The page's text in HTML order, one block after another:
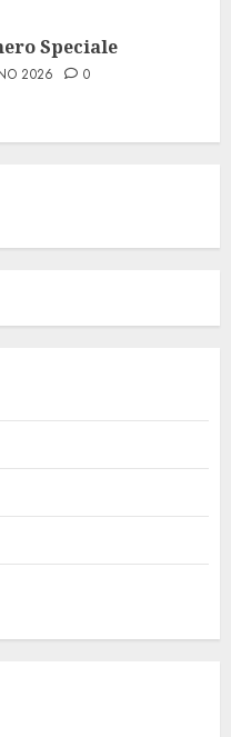
Speciale
2026 0